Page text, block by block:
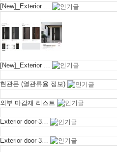
[New]_Exterior …
[New]_Exterior …
현관문 (열관류율 정보)
외부 마감재 리스트
Exterior door-3…
Exterior door-3…